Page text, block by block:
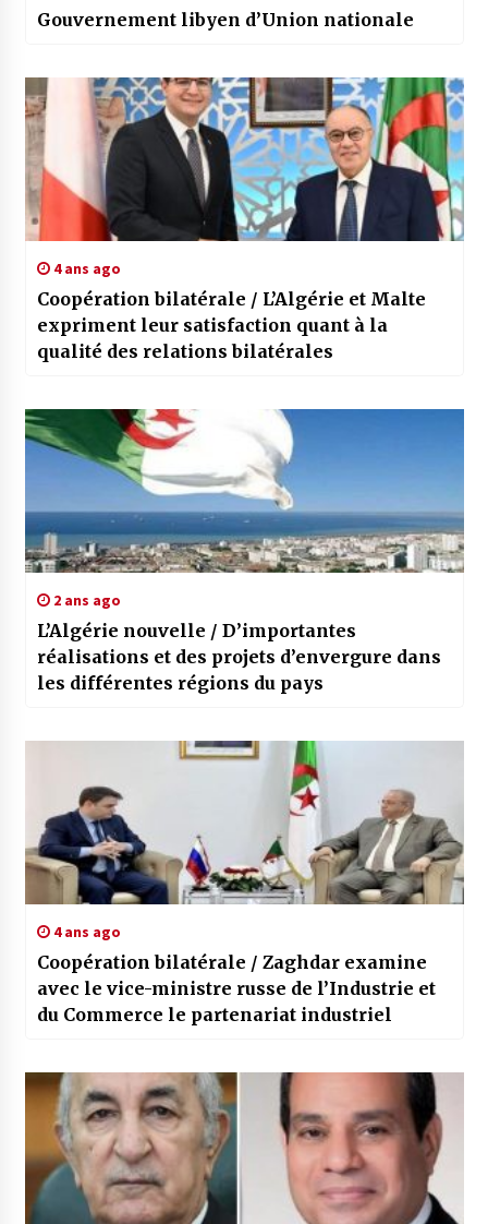
Gouvernement libyen d’Union nationale
4 ans ago
Coopération bilatérale / L’Algérie et Malte
expriment leur satisfaction quant à la
qualité des relations bilatérales
2 ans ago
L’Algérie nouvelle / D’importantes
réalisations et des projets d’envergure dans
les différentes régions du pays
4 ans ago
Coopération bilatérale / Zaghdar examine
avec le vice-ministre russe de l’Industrie et
du Commerce le partenariat industriel